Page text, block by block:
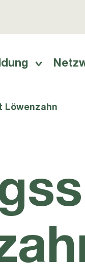
Löwenzahn